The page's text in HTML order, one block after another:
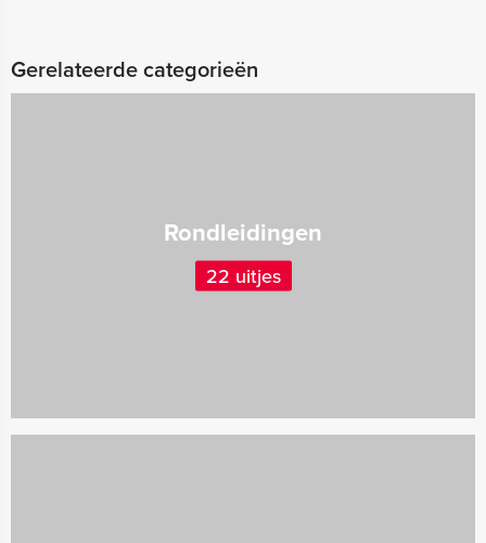
Gerelateerde categorieën
Rondleidingen
22 uitjes